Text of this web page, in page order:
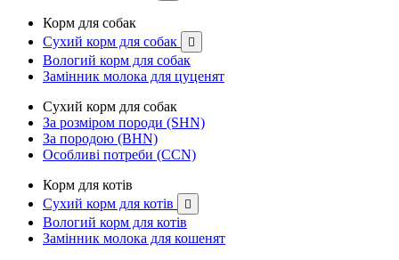
Корм для собак
Сухий корм для собак

Вологий корм для собак
Замінник молока для цуценят
Сухий корм для собак
За розміром породи (SHN)
За породою (BHN)
Особливі потреби (CCN)
Корм для котів
Сухий корм для котів

Вологий корм для котів
Замінник молока для кошенят